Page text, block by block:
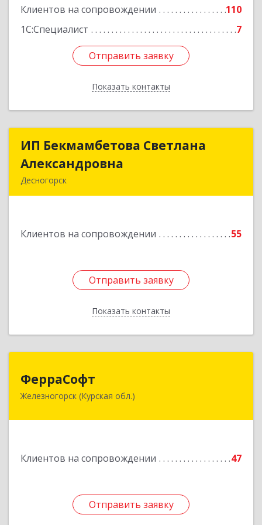
Клиентов на сопровождении
110
1С:Специалист
7
Отправить заявку
Показать контакты
Отправить заявку
Назад
ИП Бекмамбетова Светлана
Александровна
Десногорск
Клиентов на сопровождении 55
Отправить заявку
Показать контакты
ИП Бекмамбетова Светлана
Подробнее
Отправить заявку
Назад
ФерраСофт
Железногорск (Курская обл.)
Клиентов на сопровождении 47
Отправить заявку
307179, Курская обл, Железногорск г, Ленина ул,
Отправить заявку